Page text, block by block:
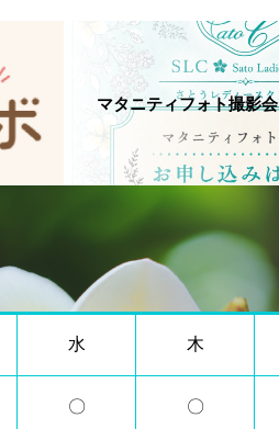
マタニティフォト撮影会
水 木
〇 〇